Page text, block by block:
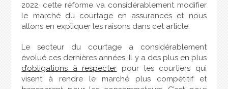
2022, cette réforme va considérablement modifier
le marché du courtage en assurances et nous
allons en expliquer les raisons dans cet article.
Le secteur du courtage a considérablement
évolué ces dernières années. Il y a des plus en plus
d’obligations à respecter pour les courtiers qui
visent à rendre le marché plus compétitif et